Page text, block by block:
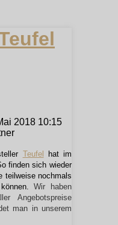
2018 10:15
Teufel
hat im
finden sich wieder
teilweise nochmals
können.Wir haben
Angebotspreise
man in unserem